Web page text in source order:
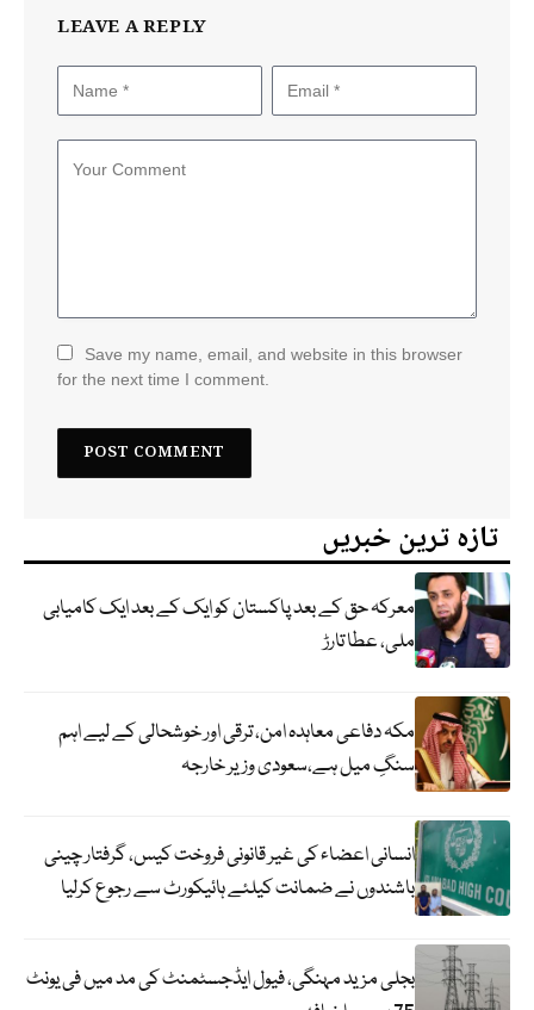
LEAVE A REPLY
Save my name, email, and website in this browser
for the next time I comment.
تازہ ترین خبریں
معرکہ حق کے بعد پاکستان کو ایک کے بعد ایک کامیابی
ملی، عطا تارڑ
مکہ دفاعی معاہدہ امن، ترقی اور خوشحالی کے لیے اہم
سنگِ میل ہے،سعودی وزیر خارجہ
انسانی اعضاء کی غیر قانونی فروخت کیس، گرفتار چینی
باشندوں نے ضمانت کیلئے ہائیکورٹ سے رجوع کرلیا
بجلی مزید مہنگی، فیول ایڈجسٹمنٹ کی مد میں فی یونٹ